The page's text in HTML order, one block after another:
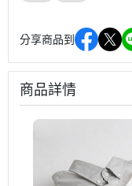
分享商品到
商品詳情